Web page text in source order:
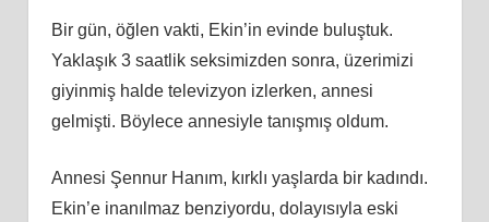
Bir gün, öğlen vakti, Ekin’in evinde buluştuk.
Yaklaşık 3 saatlik seksimizden sonra, üzerimizi
giyinmiş halde televizyon izlerken, annesi
gelmişti. Böylece annesiyle tanışmış oldum.
Annesi Şennur Hanım, kırklı yaşlarda bir kadındı.
Ekin’e inanılmaz benziyordu, dolayısıyla eski